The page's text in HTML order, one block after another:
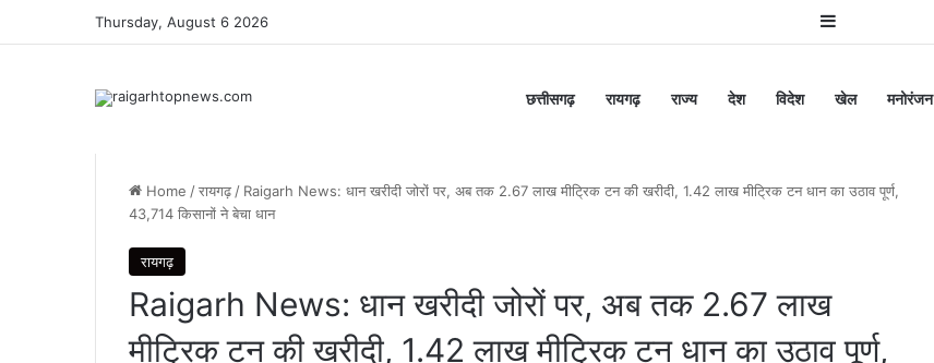
Thursday, August 6 2026 Sidebar
छत्तीसगढ़ रायगढ़ राज्य देश विदेश खेल मनोरंजन
Home /रायगढ़ / Raigarh News: धान खरीदी जोरों पर, अब तक 2.67 लाख मीट्रिक टन की खरीदी, 1.42 लाख मीट्रिक टन धान का उठाव पूर्ण,
43,714 किसानों ने बेचा धान
रायगढ़
Raigarh News: धान खरीदी जोरों पर, अब तक 2.67 लाख
मीट्रिक टन की खरीदी, 1.42 लाख मीट्रिक टन धान का उठाव पूर्ण,